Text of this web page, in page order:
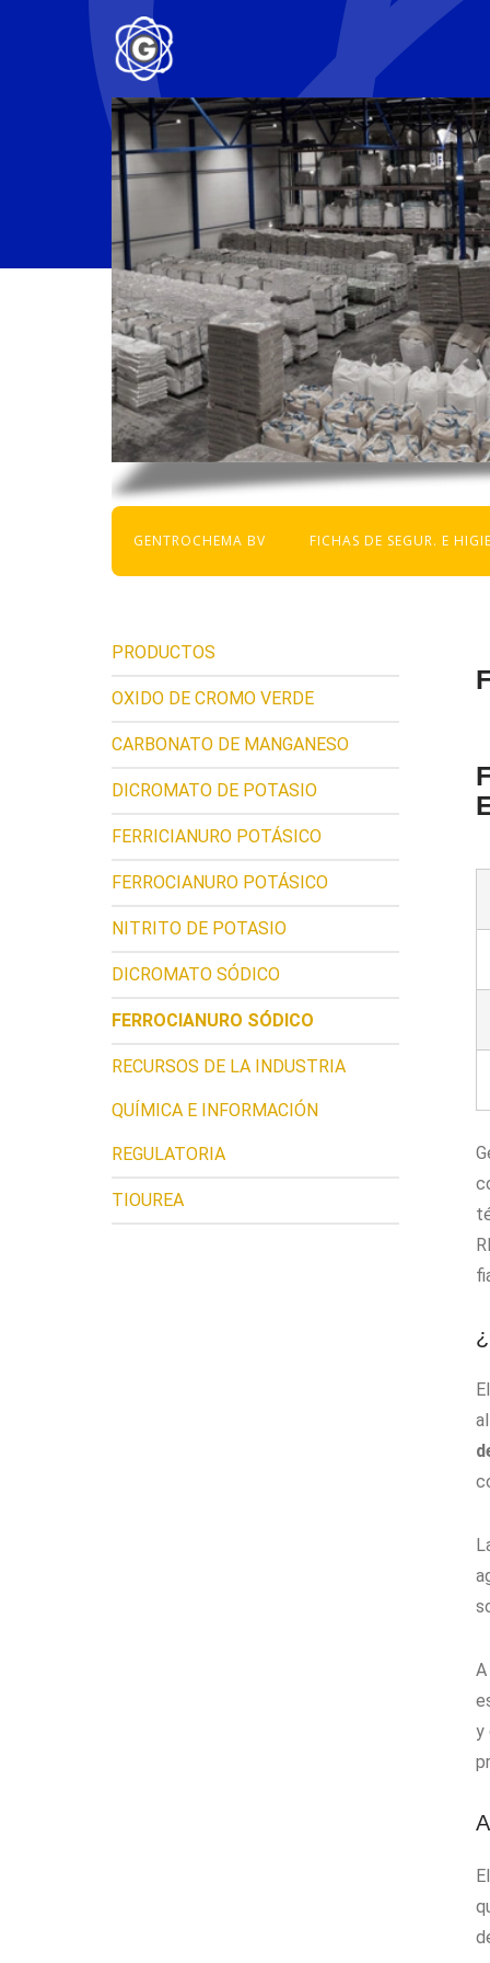
GENTROCHEMA BV FICHAS DE SEGUR. E
PRODUCTOS
OXIDO DE CROMO VERDE
CARBONATO DE MANGANESO
DICROMATO DE POTASIO
FERRICIANURO POTÁSICO
FERROCIANURO POTÁSICO
NITRITO DE POTASIO
DICROMATO SÓDICO
FERROCIANURO SÓDICO
RECURSOS DE LA INDUSTRIA
QUÍMICA E INFORMACIÓN
REGULATORIA
TIOUREA
y